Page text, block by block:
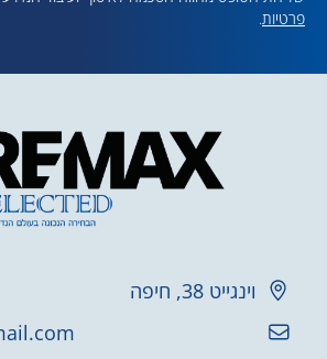
פרטיות.
וינגייט 38, חיפה